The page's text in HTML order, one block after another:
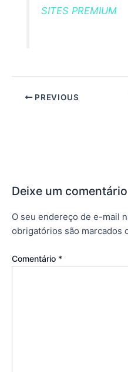
SITES PREMIUM
PREVIOUS
Deixe um comentário
O seu endereço de e-mail
obrigatórios são marcados
Comentário *